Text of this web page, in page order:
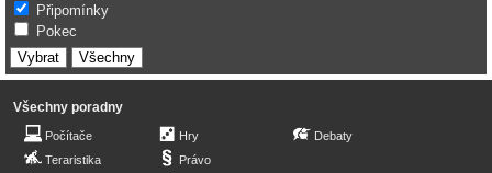
Připomínky
Pokec
Všechny poradny
Počítače
Teraristika
Hry
Právo
Debaty